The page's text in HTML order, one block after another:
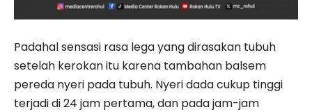
Padahal sensasi rasa lega yang dirasakan tubuh
setelah kerokan itu karena tambahan balsem
pereda nyeri pada tubuh. Nyeri dada cukup tinggi
terjadi di 24 jam pertama, dan pada jam-jam